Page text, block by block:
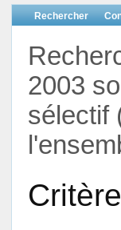
Rechercher
2003
sélectif